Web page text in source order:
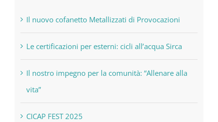
Il nuovo cofanetto Metallizzati di Provocazioni
Le certificazioni per esterni: cicli all’acqua Sirca
Il nostro impegno per la comunità: “Allenare alla
vita”
CICAP FEST 2025